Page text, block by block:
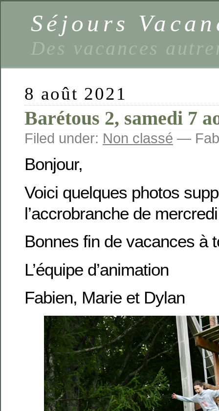
Séjours
Des vacances
8 août 2021
Barétous 2, samedi 7
Filed under: Non classé —
Bonjour,
Voici quelques photos
l’accrobranche de
Bonnes fin de vacances à
L’équipe d’animation
Fabien, Marie et Dylan